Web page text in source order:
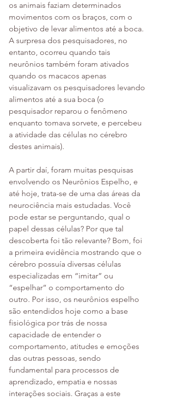
os animais faziam determinados
movimentos com os braços, com o
objetivo de levar alimentos até a boca.
A surpresa dos pesquisadores, no
entanto, ocorreu quando tais
neurônios também foram ativados
quando os macacos apenas
visualizavam os pesquisadores levando
alimentos até a sua boca (o
pesquisador reparou o fenômeno
enquanto tomava sorvete, e percebeu
a atividade das células no cérebro
destes animais).
A partir daí, foram muitas pesquisas
envolvendo os Neurônios Espelho, e
até hoje, trata-se de uma das áreas da
neurociência mais estudadas. Você
pode estar se perguntando, qual o
papel dessas células? Por que tal
descoberta foi tão relevante? Bom, foi
a primeira evidência mostrando que o
cérebro possuía diversas células
especializadas em “imitar” ou
“espelhar” o comportamento do
outro. Por isso, os neurônios espelho
são entendidos hoje como a base
fisiológica por trás de nossa
capacidade de entender o
comportamento, atitudes e emoções
das outras pessoas, sendo
fundamental para processos de
aprendizado, empatia e nossas
interações sociais. Graças a este